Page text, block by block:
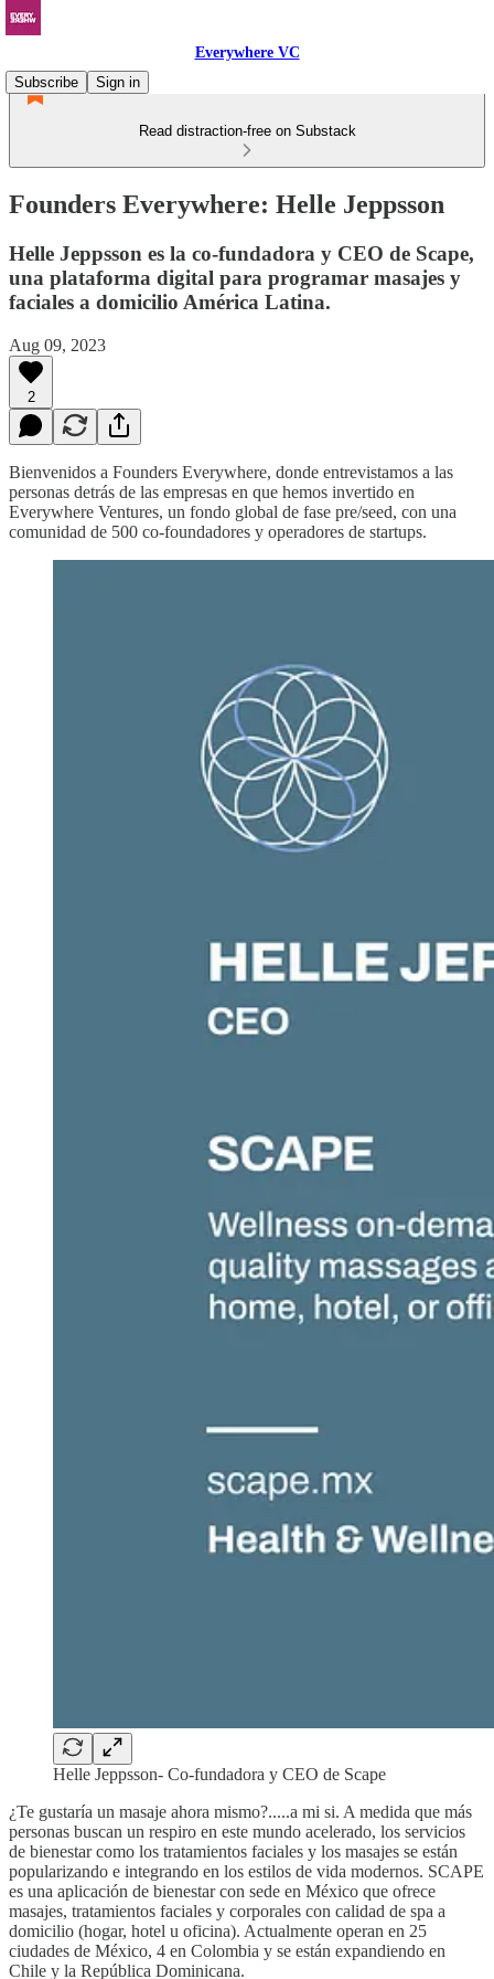
Everywhere VC
Subscribe
Sign in
Read distraction-free on Substack
Founders Everywhere: Helle Jeppsson
Helle Jeppsson es la co-fundadora y CEO de Scape,
una plataforma digital para programar masajes y
faciales a domicilio América Latina.
Aug 09, 2023
2
Bienvenidos a Founders Everywhere, donde entrevistamos a las
personas detrás de las empresas en que hemos invertido en
Everywhere Ventures, un fondo global de fase pre/seed, con una
comunidad de 500 co-foundadores y operadores de startups.
Helle Jeppsson- Co-fundadora y CEO de Scape
¿Te gustaría un masaje ahora mismo?.....a mi si. A medida que más
personas buscan un respiro en este mundo acelerado, los servicios
de bienestar como los tratamientos faciales y los masajes se están
popularizando e integrando en los estilos de vida modernos. SCAPE
es una aplicación de bienestar con sede en México que ofrece
masajes, tratamientos faciales y corporales con calidad de spa a
domicilio (hogar, hotel u oficina). Actualmente operan en 25
ciudades de México, 4 en Colombia y se están expandiendo en
Chile y la República Dominicana.